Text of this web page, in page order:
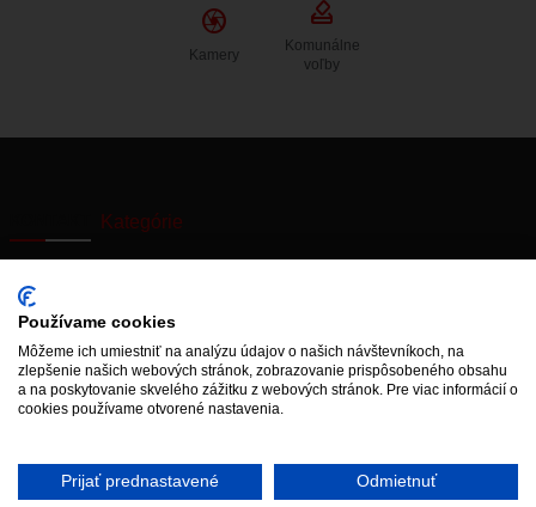
Camera
Kamery
how_to_vote
Komunálne
voľby
Kategórie
Vyhlásenie o
prístupnosti
Mestská časť
médiách
Používame cookies
Môžeme ich umiestniť na analýzu údajov o našich návštevníkoch, na
zlepšenie našich webových stránok, zobrazovanie prispôsobeného obsahu
a na poskytovanie skvelého zážitku z webových stránok. Pre viac informácií o
cookies používame otvorené nastavenia.
Prijať prednastavené Odmietnuť